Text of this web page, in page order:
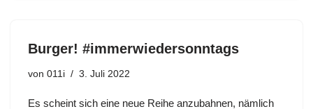
Burger! #immerwiedersonntags
von 011i 3. Juli 2022
Es scheint sich eine neue Reihe anzubahnen, nämlich